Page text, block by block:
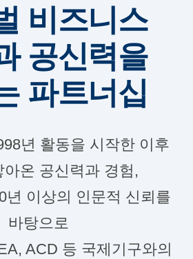
비즈니스
공신력을
파트너십
년 활동을 시작한 이후
아온 공신력과 경험,
년 이상의 인문적 신뢰를
바탕으로
ACD 등 국제기구와의